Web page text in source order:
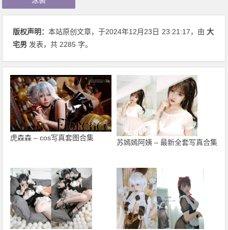
版权声明：本站原创文章，于2024年12月23日 23:21:17，由大
宅男 发表，共 2285 字。
虎森森 – cos写真套图合集
苏嫣嫣阿姨 – 最新全套写真合集